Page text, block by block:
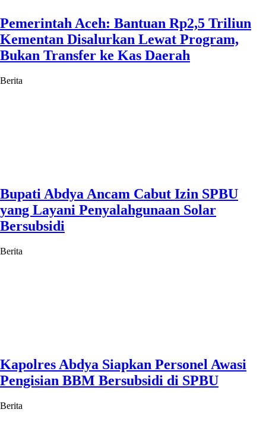
Pemerintah Aceh: Bantuan Rp2,5 Triliun
Kementan Disalurkan Lewat Program,
Bukan Transfer ke Kas Daerah
Berita
Bupati Abdya Ancam Cabut Izin SPBU
yang Layani Penyalahgunaan Solar
Bersubsidi
Berita
Kapolres Abdya Siapkan Personel Awasi
Pengisian BBM Bersubsidi di SPBU
Berita